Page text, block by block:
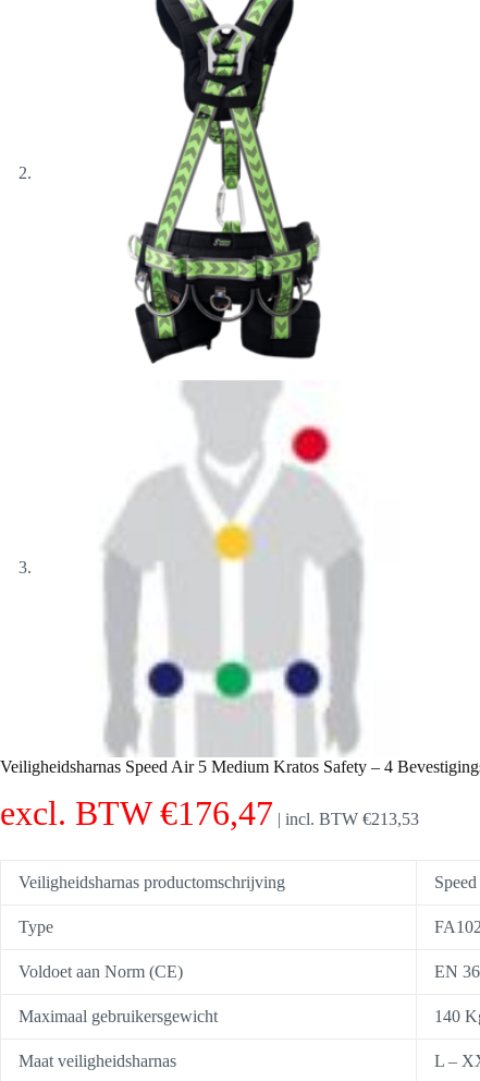
Veiligheidsharnas Speed Air 5 Medium Kratos Safety – 4
excl. BTW€176,47 | incl. BTW €213,53
Veiligheidsharnas productomschrijving
Type
Voldoet aan Norm (CE) EN
Maximaal gebruikersgewicht 140
Maat veiligheidsharnas L –